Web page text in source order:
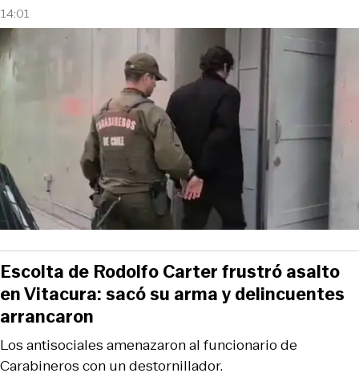
14:01
Los antisociales amenazaron al funcionario de
Carabineros con un destornillador.
Escolta de Rodolfo Carter frustró asalto
en Vitacura: sacó su arma y delincuentes
arrancaron